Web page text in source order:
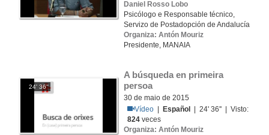
Daniel Rosso Lobo
Psicólogo e Responsable técnico,
Servizo de Postadopción de Andalucía
Organiza: Antón Mouriz
Presidente, MANAIA
24' 36''
A búsqueda en primeira
persoa
30 de maio de 2015
Vídeo
Español
| 24' 36'' | Visto:
824 veces
Organiza: Antón Mouriz